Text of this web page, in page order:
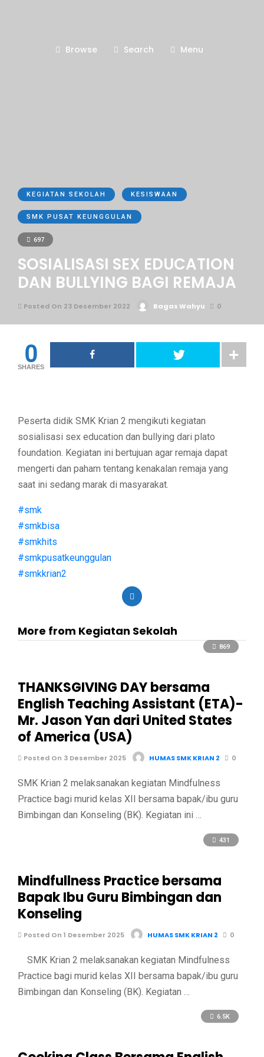
Browse Search Menu
KEGIATAN SEKOLAH KESISWAAN
SMK PUSAT KEUNGGULAN
697
SOSIALISASI SEX EDUCATION
DAN BULLYING BAGI REMAJA
Posted On 23 Desember 2022 Bagas Wahyu 0
0
SHARES
Peserta didik SMK Krian 2 mengikuti kegiatan
sosialisasi sex education dan bullying dari plato
foundation. Kegiatan ini bertujuan agar remaja dapat
mengerti dan paham tentang kenakalan remaja yang
saat ini sedang marak di masyarakat.
#smk
#smkbisa
#smkhits
#smkpusatkeunggulan
#smkkrian2
More from Kegiatan Sekolah
869
THANKSGIVING DAY bersama
English Teaching Assistant (ETA)-
Mr. Jason Yan dari United States
of America (USA)
Posted On 3 Desember 2025 HUMAS SMK KRIAN 2 0
SMK Krian 2 melaksanakan kegiatan Mindfulness
Practice bagi murid kelas XII bersama bapak/ibu guru
Bimbingan dan Konseling (BK). Kegiatan ini …
431
Mindfullness Practice bersama
Bapak Ibu Guru Bimbingan dan
Konseling
Posted On 1 Desember 2025 HUMAS SMK KRIAN 2 0
SMK Krian 2 melaksanakan kegiatan Mindfulness
Practice bagi murid kelas XII bersama bapak/ibu guru
Bimbingan dan Konseling (BK). Kegiatan …
6.5K